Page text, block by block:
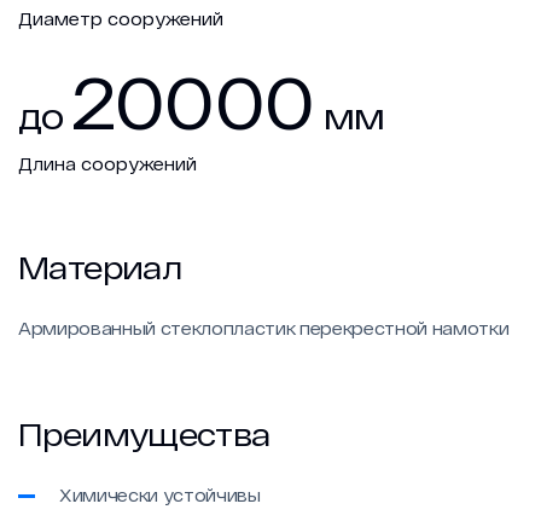
Диаметр сооружений
до 20000 мм
Длина сооружений
Материал
Армированный стеклопластик перекрестной намотки
Преимущества
Химически устойчивы